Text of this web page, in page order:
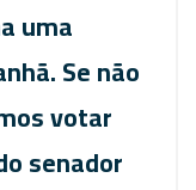
uma
Se não
votar
senador